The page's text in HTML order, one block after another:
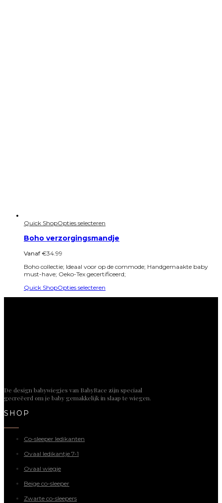
Quick ShopOpties selecteren
Boho verzorgingsmandje
Vanaf €34.99
Boho collectie; Ideaal voor op de commode; Handgemaakte baby
must-have; Oeko-Tex gecertificeerd;
Quick ShopOpties selecteren
De design babywiegjes van BabyRace zijn speciaal
gecreëerd om je baby gemakkelijk in slaap te wiegen.
SHOP
Co-sleeper ledikanten
Ovaal ledikantje 7-1
Ovaal wiegje
Beige co-sleeper
Zwarte co-sleepers